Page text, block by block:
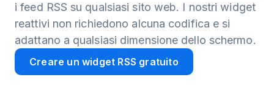
i feed RSS su qualsiasi sito web. I nostri widget
reattivi non richiedono alcuna codifica e si
adattano a qualsiasi dimensione dello schermo.
Creare un widget RSS gratuito